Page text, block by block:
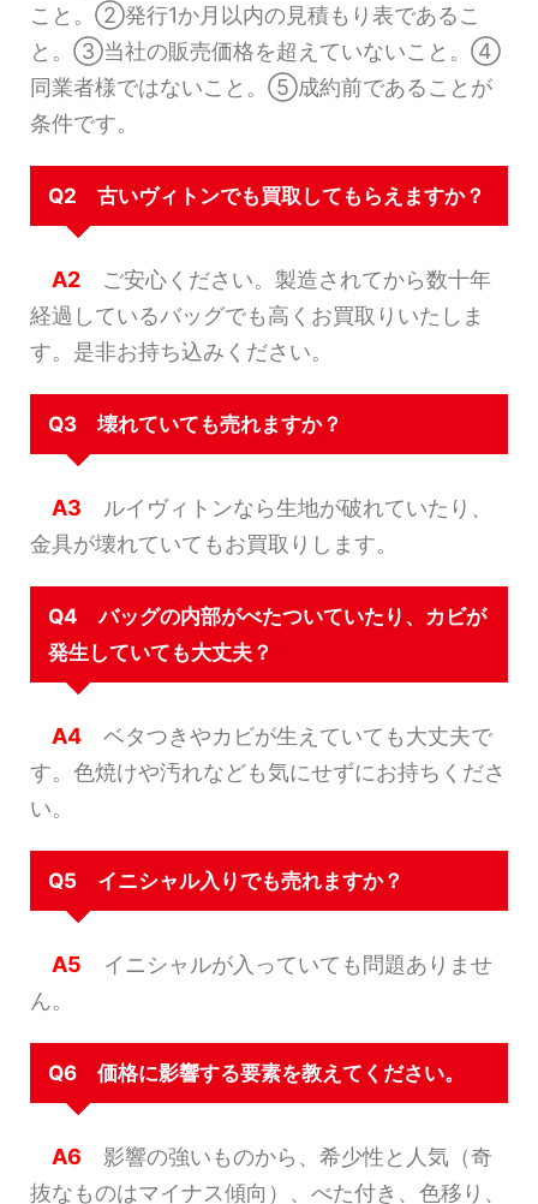
こと。②発行1か月以内の見積もり表であるこ
と。③当社の販売価格を超えていないこと。④
同業者様ではないこと。⑤成約前であることが
条件です。
Q2 古いヴィトンでも買取してもらえますか？
A2 ご安心ください。製造されてから数十年
経過しているバッグでも高くお買取りいたしま
す。是非お持ち込みください。
Q3 壊れていても売れますか？
A3 ルイヴィトンなら生地が破れていたり、
金具が壊れていてもお買取りします。
Q4 バッグの内部がべたついていたり、カビが
発生していても大丈夫？
A4 ベタつきやカビが生えていても大丈夫で
す。色焼けや汚れなども気にせずにお持ちくださ
い。
Q5 イニシャル入りでも売れますか？
A5 イニシャルが入っていても問題ありませ
ん。
Q6 価格に影響する要素を教えてください。
A6 影響の強いものから、希少性と人気（奇
抜なものはマイナス傾向）、べた付き、色移り、